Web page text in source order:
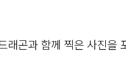
래곤과 함께 찍은 사진을